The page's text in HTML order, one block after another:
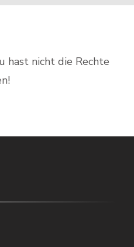
hast nicht die Rechte